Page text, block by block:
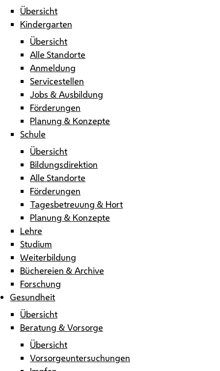
Übersicht
Kindergarten
Übersicht
Alle Standorte
Anmeldung
Servicestellen
Jobs & Ausbildung
Förderungen
Planung & Konzepte
Schule
Übersicht
Bildungsdirektion
Alle Standorte
Förderungen
Tagesbetreuung & Hort
Planung & Konzepte
Lehre
Studium
Weiterbildung
Büchereien & Archive
Forschung
Gesundheit
Übersicht
Beratung & Vorsorge
Übersicht
Vorsorgeuntersuchungen